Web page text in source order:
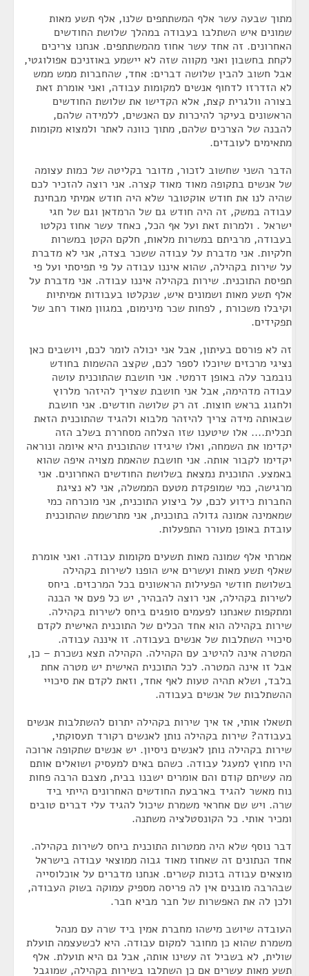
מתוך שבעה עשר אלף המשתתפים שלנו, אלף תשע מאות
שמונים איש השתלבו בעבודה במהלך שלושת החודשים
האחרונים. זה אחד עשר אחוז מהמשתתפים. אנחנו צריכים
לקחת בחשבון ואני מקווה שזה לא יישמע באוזניכם אפולוגטי,
אבל חשוב להבין שלושה דברים: אחד, שהחברות ממש ממש
לא הזדרזו לדחוף אנשים למקומות עבודה, ואני אומרת זאת
בצורה וולגרית קצת, אלא הקדישו את שלושת החודשים
הראשונים בעיקר להיכרות עם האנשים, ללמידה שלהם,
להבנה של הצרכים שלהם, מתוך כוונה לאתר ולמצוא מקומות
מתאימים לעובדים.
הדבר השני שחשוב לזכור, מדובר בקליטה של כמות עצומה
של אנשים בתקופה מאוד מאוד קצרה. אני רוצה להזכיר לכם
שהיה לנו את חודש אוקטובר שלא היה חודש אמיתי מבחינת
עבודה במשק, זה היה חודש גם של הרמדאן וגם של חגי
ישראל . ולמרות זאת ועל אף הכל, כאחד עשר אחוז נקלטו
בעבודה, מרביתם במשרות מלאות, חלקם הקטן במשרות
חלקיות. אני מדברת על עבודה ששכר בצדה, אני לא מדברת
על שירות בקהילה, שהוא איננו עבודה על פי תפיסתי ועל פי
תפיסת התוכנית. שירות בקהילה איננו עבודה. אני מדברת על
אלף תשע מאות ושמונים איש, שנקלטו בעבודות אמיתיות
וקיבלו משכורת , לפחות שכר מינימום, במגוון מאוד רחב של
תפקידים.
זה לא פורסם בעיתון, אבל אני יכולה לומר לכם, ויושבים כאן
נציגי מרכזים שיוכלו לספר לכם, שקצב ההשמות בחודש
נובמבר עלה באופן דרמטי. אני חושבת שהתוכנית עושה
עבודה מדהימה, אבל אני חושבת שצריך להיזהר מלרוץ
ולחגוג בראש חוצות. זה רק שלושה חודשים. אני חושבת
שבאותה מידה צריך להיזהר מלבוא ולהגיד שהתוכנית הזאת
תכלית.... אלו שיטענו שזו הצלחה מסחררת בשלב הזה
יקדימו את השמחה, ואלו שיגידו שהתוכנית היא איומה ונוראה
יקדימו לקבור אותה. אני חושבת שהאמת מצויה איפה שהוא
באמצע. התוכנית נמצאת בשלושת החודשים האחרונים. אני
מרגישה, כמי שמופקדת מטעם הממשלה, אני לא נציגת
החברות כידוע לכם, על ביצוע התוכנית, אני מוכרחה כמי
שמאמינה אמונה גדולה בתוכנית, אני מתרשמת שהתוכנית
עובדת באופן מעורר התפעלות.
אמרתי אלף שמונה מאות תשעים מקומות עבודה. ואני אומרת
שאלף תשע מאות ועשרים איש הופנו לשירות בקהילה
בשלושת חודשי הפעילות הראשונים בכל המרכזים. ביחס
לשירות בקהילה, אני רוצה להבהיר, יש כל פעם אי הבנה
ומתקפות שאנחנו לפעמים סופגים ביחס לשירות בקהילה.
שירות בקהילה הוא אחד הכלים של התוכנית האישית לקדם
סיכויי השתלבות של אנשים בעבודה. זו איננה עבודה.
המטרה אינה להיטיב עם הקהילה. הקהילה תצא נשכרת – כן,
אבל זו אינה המטרה. לכל התוכנית האישית יש מטרה אחת
בלבד, ושלא תהיה טעות לאף אחד, וזאת לקדם את סיכויי
ההשתלבות של אנשים בעבודה.
תשאלו אותי, אז איך שירות בקהילה יתרום להשתלבות אנשים
בעבודה? שירות בקהילה נותן לאנשים רקורד תעסוקתי,
שירות בקהילה נותן לאנשים ניסיון. יש אנשים שתקופה ארוכה
היו מחוץ למעגל עבודה. כשהם באים למעסיק ושואלים אותם
מה עשיתם קודם והם אומרים ישבנו בבית, מצבם הרבה פחות
נוח מאשר להגיד בארבעת החודשים האחרונים הייתי ביד
שרה. ויש שם אחראי משמרת שיכול להגיד עלי דברים טובים
ומכיר אותי. כל הקונסטלציה משתנה.
דבר נוסף שלא היה ממטרות התוכנית ביחס לשירות בקהילה.
אחד הנתונים זה שאחוז מאוד גבוה ממוצאי עבודה בישראל
מוצאים עבודה בזכות קשרים. אנחנו מדברים על אוכלוסייה
שבהרבה מובנים אין לה פריסה מספיק עמוקה בשוק העבודה,
ולכן לה את האפשרות של חבר מביא חבר.
העובדה שיושב מישהו מחברת אמין ביד שרה עם מנהל
משמרת שהוא כן מחובר למקום עבודה. היא לכשעצמה תועלת
שולית, לא בשביל זה עשינו אותה, אבל גם היא תועלת. אלף
תשע מאות עשרים אם כן השתלבו בשירות בקהילה, שמוגבל